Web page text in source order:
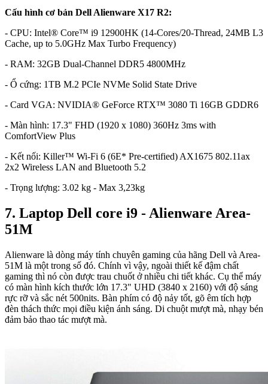
Cấu hình cơ bản Dell Alienware X17 R2:
- CPU: Intel® Core™ i9 12900HK (14-Cores/20-Thread, 24MB L3
Cache, up to 5.0GHz Max Turbo Frequency)
- RAM: 32GB Dual-Channel DDR5 4800MHz
- Ổ cứng: 1TB M.2 PCIe NVMe Solid State Drive
- Card VGA: NVIDIA® GeForce RTX™ 3080 Ti 16GB GDDR6
- Màn hình: 17.3" FHD (1920 x 1080) 360Hz 3ms with
ComfortView Plus
- Kết nối: Killer™ Wi-Fi 6 (6E* Pre-certified) AX1675 802.11ax
2x2 Wireless LAN and Bluetooth 5.2
- Trọng lượng: 3.02 kg - Max 3,23kg
7. Laptop Dell core i9 - Alienware Area-
51M
Alienware là dòng máy tính chuyên gaming của hãng Dell và Area-
51M là một trong số đó. Chính vì vậy, ngoài thiết kế đậm chất
gaming thì nó còn được trau chuốt ở nhiều chi tiết khác. Cụ thể máy
có màn hình kích thước lớn 17.3" UHD (3840 x 2160) với độ sáng
rực rỡ và sắc nét 500nits. Bàn phím có độ nảy tốt, gõ êm tích hợp
đèn thách thức mọi điều kiện ánh sáng. Di chuột mượt mà, nhạy bén
đảm bảo thao tác mượt mà.